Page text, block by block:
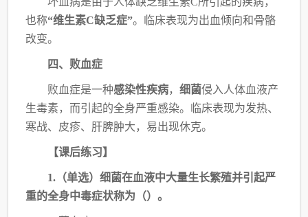
也称“维生素C缺乏症”。
临床表现为出血倾向和骨骼
改变。
四、败血症
败血症是一种感染性疾病，细菌侵入人体血液产
生毒素，而引起的全身严重感染。
临床表现为发热、
寒战、皮疹、肝脾肿大，易出现休克。
【课后练习】
1.（单选）细菌在血液中大量生长繁殖并引起严
重的全身中毒症状称为（）。